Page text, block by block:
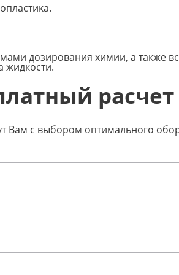
дозирования химии, а также
жидкости.
расчет
Вам с выбором оптимального